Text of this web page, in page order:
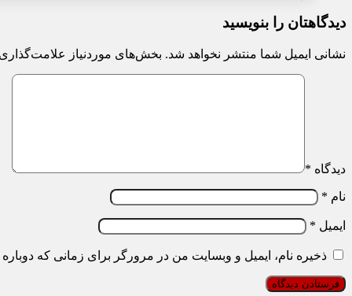
دیدگاهتان را بنویسید
نشانی ایمیل شما منتشر نخواهد شد. بخش‌های موردنیاز
دیدگاه *
نام *
ایمیل *
ذخیره نام، ایمیل و وبسایت من در مرورگر برای زمانی که